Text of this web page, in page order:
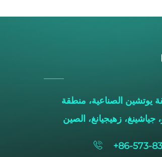
يوتشين الصناعية، منطقة
جياشينغ، زهيجيانغ، الصين
+86-573-